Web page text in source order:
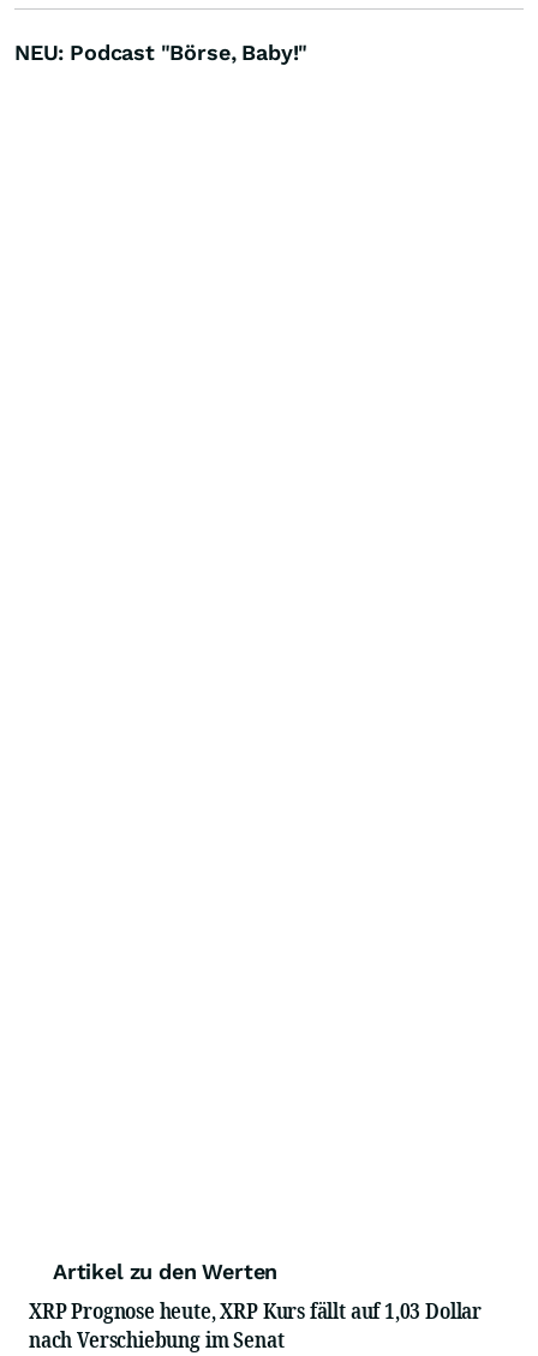
NEU: Podcast "Börse, Baby!"
Artikel zu den Werten
XRP Prognose heute, XRP Kurs fällt auf 1,03 Dollar
nach Verschiebung im Senat